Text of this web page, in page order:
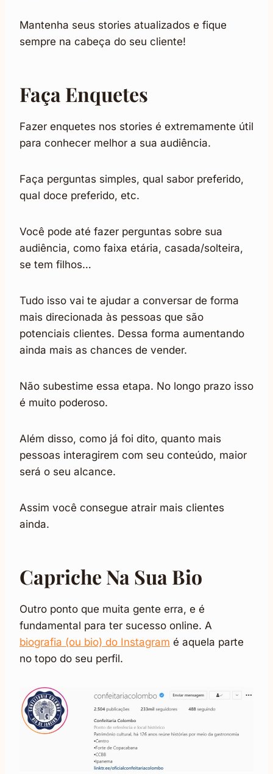
Mantenha seus stories atualizados e fique
sempre na cabeça do seu cliente!
Faça Enquetes
Fazer enquetes nos stories é extremamente útil
para conhecer melhor a sua audiência.
Faça perguntas simples, qual sabor preferido,
qual doce preferido, etc.
Você pode até fazer perguntas sobre sua
audiência, como faixa etária, casada/solteira,
se tem filhos…
Tudo isso vai te ajudar a conversar de forma
mais direcionada às pessoas que são
potenciais clientes. Dessa forma aumentando
ainda mais as chances de vender.
Não subestime essa etapa. No longo prazo isso
é muito poderoso.
Além disso, como já foi dito, quanto mais
pessoas interagirem com seu conteúdo, maior
será o seu alcance.
Assim você consegue atrair mais clientes
ainda.
Capriche Na Sua Bio
Outro ponto que muita gente erra, e é
fundamental para ter sucesso online. A
biografia (ou bio) do Instagram é aquela parte
no topo do seu perfil.